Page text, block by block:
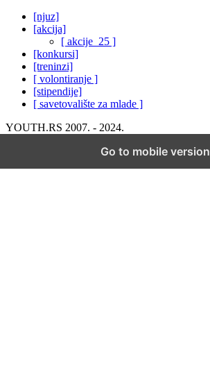
[njuz]
[akcija]
[ akcije_25 ]
[konkursi]
[treninzi]
[ volontiranje ]
[stipendije]
[ savetovalište za mlade ]
YOUTH.RS 2007. - 2024.
Go to mobile version